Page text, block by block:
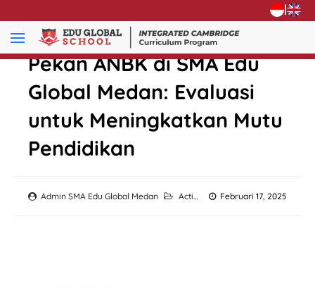
|
Pekan ANBK di SMA Edu
Global Medan: Evaluasi
untuk Meningkatkan Mutu
Pendidikan
Admin SMA Edu Global Medan Februari 17, 2025
Activity